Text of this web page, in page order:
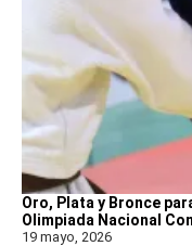
Oro, Plata y Bronce
Olimpiada Nacional
19 mayo, 2026